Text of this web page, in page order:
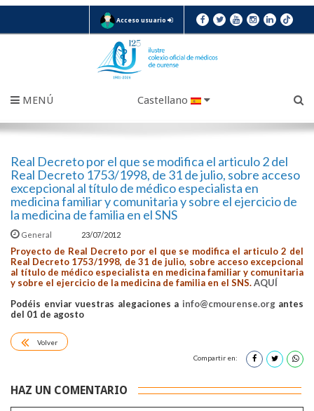
Acceso usuario
MENÚ Castellano
Real Decreto por el que se modifica el articulo 2 del
Real Decreto 1753/1998, de 31 de julio, sobre acceso
excepcional al título de médico especialista en
medicina familiar y comunitaria y sobre el ejercicio de
la medicina de familia en el SNS
General 23/07/2012
Proyecto de Real Decreto por el que se modifica el articulo 2 del
Real Decreto 1753/1998, de 31 de julio, sobre acceso excepcional
al título de médico especialista en medicina familiar y comunitaria
y sobre el ejercicio de la medicina de familia en el SNS.AQUÍ
Podéis enviar vuestras alegaciones a info@cmourense.organtes
del 01 de agosto
Volver
Compartir en:
HAZ UN COMENTARIO